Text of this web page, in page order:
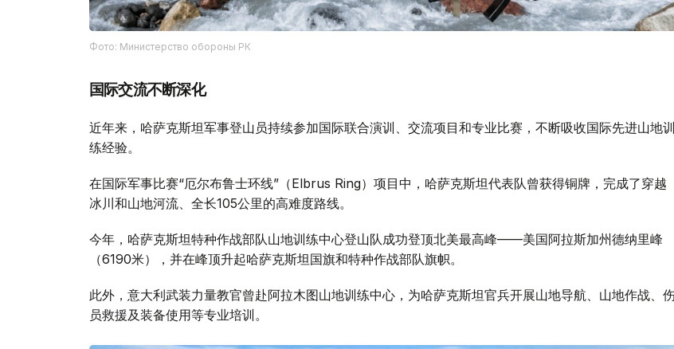
Фото: Министерство обороны РК
国际交流不断深化
近年来，哈萨克斯坦军事登山员持续参加国际联合演训、交流项目和专业比赛，不断吸收国际先进山地训
练经验。
在国际军事比赛“厄尔布鲁士环线”（Elbrus Ring）项目中，哈萨克斯坦代表队曾获得铜牌，完成了穿越
冰川和山地河流、全长105公里的高难度路线。
今年，哈萨克斯坦特种作战部队山地训练中心登山队成功登顶北美最高峰——美国阿拉斯加州德纳里峰
（6190米），并在峰顶升起哈萨克斯坦国旗和特种作战部队旗帜。
此外，意大利武装力量教官曾赴阿拉木图山地训练中心，为哈萨克斯坦官兵开展山地导航、山地作战、
员救援及装备使用等专业培训。